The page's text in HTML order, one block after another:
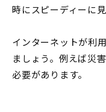
時にスピーディーに
インターネットが利
ましょう。例えば災
必要があります。